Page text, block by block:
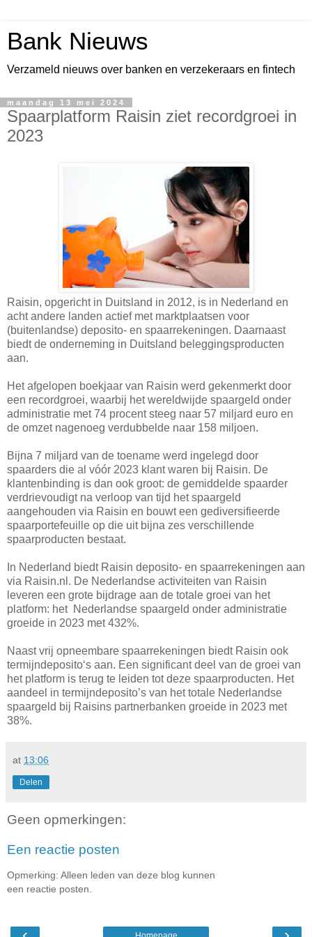
Bank Nieuws
Verzameld nieuws over banken en verzekeraars en fintech
maandag 13 mei 2024
Spaarplatform Raisin ziet recordgroei in
2023
Raisin, opgericht in Duitsland in 2012, is in Nederland en
acht andere landen actief met marktplaatsen voor
(buitenlandse) deposito- en spaarrekeningen. Daarnaast
biedt de onderneming in Duitsland beleggingsproducten
aan.
Het afgelopen boekjaar van Raisin werd gekenmerkt door
een recordgroei, waarbij het wereldwijde spaargeld onder
administratie met 74 procent steeg naar 57 miljard euro en
de omzet nagenoeg verdubbelde naar 158 miljoen.
Bijna 7 miljard van de toename werd ingelegd door
spaarders die al vóór 2023 klant waren bij Raisin. De
klantenbinding is dan ook groot: de gemiddelde spaarder
verdrievoudigt na verloop van tijd het spaargeld
aangehouden via Raisin en bouwt een gediversifieerde
spaarportefeuille op die uit bijna zes verschillende
spaarproducten bestaat.
In Nederland biedt Raisin deposito- en spaarrekeningen aan
via Raisin.nl. De Nederlandse activiteiten van Raisin
leveren een grote bijdrage aan de totale groei van het
platform: het Nederlandse spaargeld onder administratie
groeide in 2023 met 432%.
Naast vrij opneembare spaarrekeningen biedt Raisin ook
termijndeposito‘s aan. Een significant deel van de groei van
het platform is terug te leiden tot deze spaarproducten. Het
aandeel in termijndeposito’s van het totale Nederlandse
spaargeld bij Raisins partnerbanken groeide in 2023 met
38%.
at 13:06
Delen
Geen opmerkingen:
Een reactie posten
Opmerking: Alleen leden van deze blog kunnen
een reactie posten.